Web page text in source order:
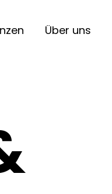
Über uns